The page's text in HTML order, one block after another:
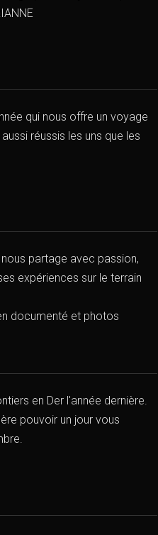
qui nous offre un voyage
réussis les uns que les
partage avec passion,
expériences sur le terrain
documenté et photos
en Der l'année dernière.
pouvoir un jour vous